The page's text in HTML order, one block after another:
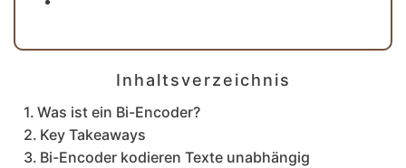
Inhaltsverzeichnis
Was ist ein Bi-Encoder?
Key Takeaways
Bi-Encoder kodieren Texte unabhängig